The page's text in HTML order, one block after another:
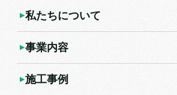
私たちについて
事業内容
施工事例